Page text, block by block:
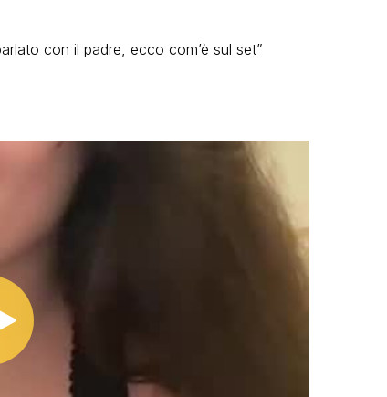
con il padre, ecco com’è sul set”